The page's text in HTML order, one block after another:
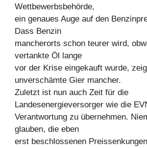
Wettbewerbsbehörde,
ein genaues Auge auf den
Dass Benzin
mancherorts schon teurer wird,
vertankte Öl lange
vor der Krise eingekauft wurde,
unverschämte Gier mancher.
Zuletzt ist nun auch Zeit für die
Landesenergieversorger wie die
Verantwortung zu übernehmen.
glauben, die eben
erst beschlossenen